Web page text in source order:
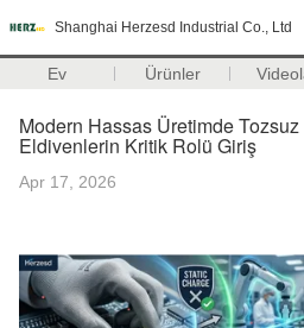
Shanghai Herzesd Industrial Co., Ltd
Ev Ürünler
Modern Hassas Üretimde
Eldivenlerin Kritik Rolü Giriş
Apr 17, 2026